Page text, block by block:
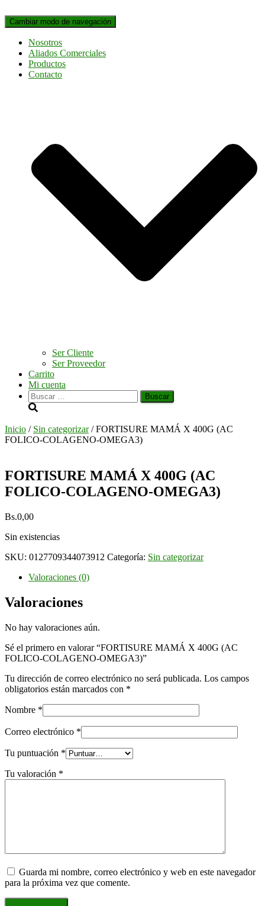
Cambiar modo de navegación
Nosotros
Aliados Comerciales
Productos
Contacto
Ser Cliente
Ser Proveedor
Carrito
Mi cuenta
Buscar:
Inicio / Sin categorizar/ FORTISURE MAMÁ X 400G (AC
FOLICO-COLAGENO-OMEGA3)
FORTISURE MAMÁ X 400G (AC
FOLICO-COLAGENO-OMEGA3)
Bs.0,00
Sin existencias
SKU: 0127709344073912 Categoría: Sin categorizar
Valoraciones (0)
Valoraciones
No hay valoraciones aún.
Sé el primero en valorar “FORTISURE MAMÁ X 400G (AC
FOLICO-COLAGENO-OMEGA3)”
Tu dirección de correo electrónico no será publicada. Los campos
obligatorios están marcados con *
Nombre *
Correo electrónico *
Tu puntuación *
Tu valoración *
Guarda mi nombre, correo electrónico y web en este navegador
para la próxima vez que comente.